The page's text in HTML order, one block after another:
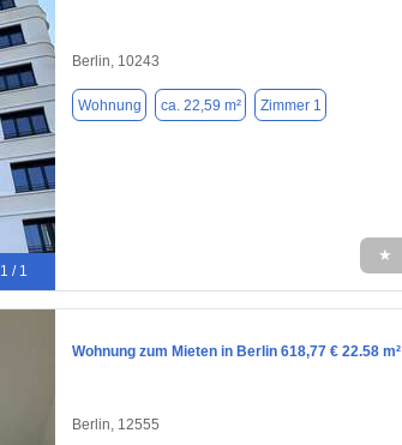
1 / 1
Berlin, 10243
Wohnung ca. 22,59 m² Zimmer 1
★
Wohnung zum Mieten in Berlin 618,77 € 22.58 m²
Berlin, 12555